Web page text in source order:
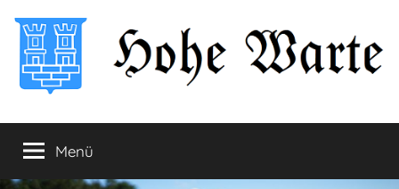
Inhalt
springen
Hohe
Warte
Startseite
Menü